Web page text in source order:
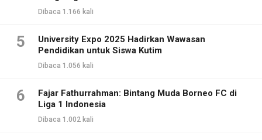
Dibaca 1.166 kali
5
University Expo 2025 Hadirkan Wawasan
Pendidikan untuk Siswa Kutim
Dibaca 1.056 kali
6
Fajar Fathurrahman: Bintang Muda Borneo FC di
Liga 1 Indonesia
Dibaca 1.002 kali